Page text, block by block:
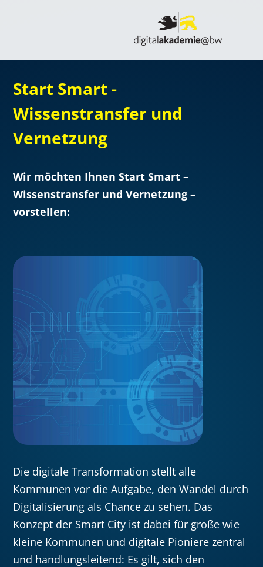
Start Smart -
Wissenstransfer und
Vernetzung
Wir möchten Ihnen Start Smart –
Wissenstransfer und Vernetzung –
vorstellen:
Die digitale Transformation stellt alle
Kommunen vor die Aufgabe, den Wandel durch
Digitalisierung als Chance zu sehen. Das
Konzept der Smart City ist dabei für große wie
kleine Kommunen und digitale Pioniere zentral
und handlungsleitend: Es gilt, sich den